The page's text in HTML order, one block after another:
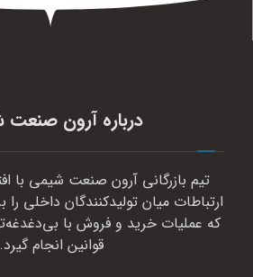
درباره آرون
تیم بازرگانی آرون صنعت شیمی با
ارتباطات میان تولیدکنندگان داخلی
که عملیات خرید و فروش با
قوانین انجام گیرد.